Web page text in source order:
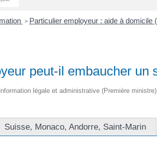
> Particulier employeur : aide à domicile
peut-il embaucher un
légale et administrative (Première ministre)
Suisse, Monaco, Andorre, Saint-Marin